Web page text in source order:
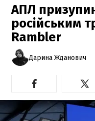
АПЛ
російським
Rambler
Дарина Жданович